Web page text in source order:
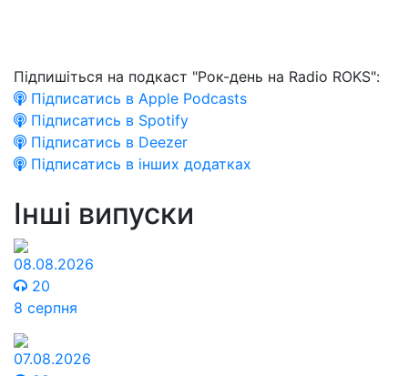
Підпишіться на подкаст "Рок-день на Radio ROKS":
Підписатись в Apple Podcasts
Підписатись в Spotify
Підписатись в Deezer
Підписатись в інших додатках
Інші випуски
08.08.2026
20
8 серпня
07.08.2026